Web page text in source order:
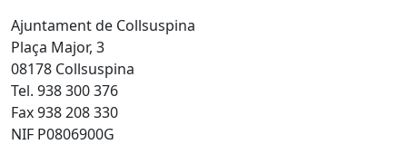
Ajuntament de Collsuspina
Plaça Major, 3
08178 Collsuspina
Tel. 938 300 376
Fax 938 208 330
NIF P0806900G